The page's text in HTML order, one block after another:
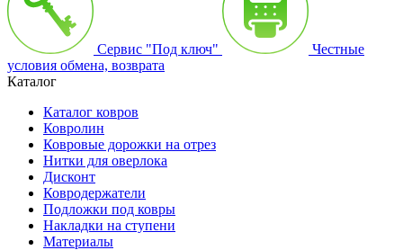
Сервис "Под ключ"
Честные
условия обмена, возврата
Каталог
Каталог ковров
Ковролин
Ковровые дорожки на отрез
Нитки для оверлока
Дисконт
Ковродержатели
Подложки под ковры
Накладки на ступени
Материалы